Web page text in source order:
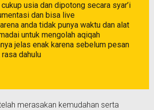
usia dan dipotong secara syar’i
dan bisa live
anda tidak punya waktu dan alat
untuk mengolah aqiqah
jelas enak karena sebelum pesan
dahulu
merasakan kemudahan serta